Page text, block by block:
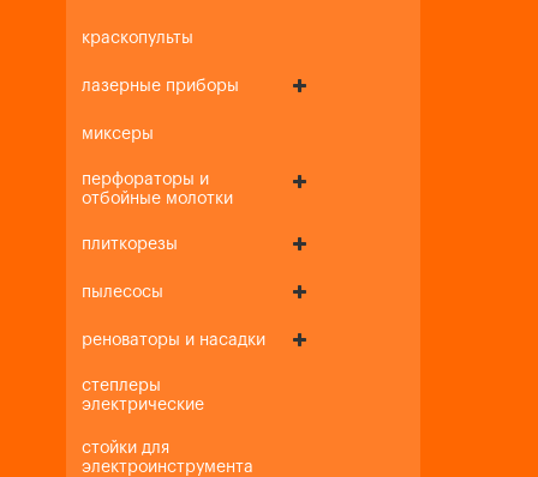
краскопульты
лазерные приборы
миксеры
перфораторы и
отбойные молотки
плиткорезы
пылесосы
реноваторы и насадки
степлеры
электрические
стойки для
электроинструмента